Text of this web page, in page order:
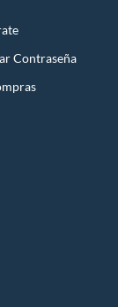
Contraseña